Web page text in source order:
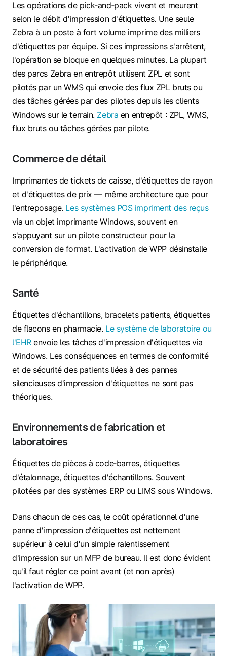
Les opérations de pick‑and‑pack vivent et meurent
selon le débit d'impression d'étiquettes. Une seule
Zebra à un poste à fort volume imprime des milliers
d'étiquettes par équipe. Si ces impressions s'arrêtent,
l'opération se bloque en quelques minutes. La plupart
des parcs Zebra en entrepôt utilisent ZPL et sont
pilotés par un WMS qui envoie des flux ZPL bruts ou
des tâches gérées par des pilotes depuis les clients
Windows sur le terrain. Zebra en entrepôt : ZPL, WMS,
flux bruts ou tâches gérées par pilote.
Commerce de détail
Imprimantes de tickets de caisse, d'étiquettes de rayon
et d'étiquettes de prix — même architecture que pour
l'entreposage. Les systèmes POS impriment des reçus
via un objet imprimante Windows, souvent en
s'appuyant sur un pilote constructeur pour la
conversion de format. L'activation de WPP désinstalle
le périphérique.
Santé
Étiquettes d'échantillons, bracelets patients, étiquettes
de flacons en pharmacie. Le système de laboratoire ou
l'EHRenvoie les tâches d'impression d'étiquettes via
Windows. Les conséquences en termes de conformité
et de sécurité des patients liées à des pannes
silencieuses d'impression d'étiquettes ne sont pas
théoriques.
Environnements de fabrication et
laboratoires
Étiquettes de pièces à code‑barres, étiquettes
d'étalonnage, étiquettes d'échantillons. Souvent
pilotées par des systèmes ERP ou LIMS sous Windows.
Dans chacun de ces cas, le coût opérationnel d'une
panne d'impression d'étiquettes est nettement
supérieur à celui d'un simple ralentissement
d'impression sur un MFP de bureau. Il est donc évident
qu'il faut régler ce point avant (et non après)
l'activation de WPP.